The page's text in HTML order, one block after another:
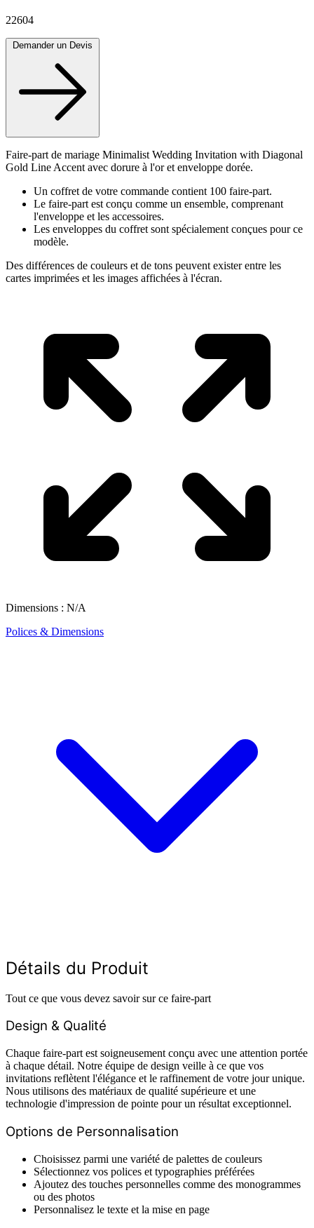
22604
Faire-part de mariage Minimalist Wedding Invitation with Diagonal
Gold Line Accent avec dorure à l'or et enveloppe dorée.
Un coffret de votre commande contient 100 faire-part.
Le faire-part est conçu comme un ensemble, comprenant
l'enveloppe et les accessoires.
Les enveloppes du coffret sont spécialement conçues pour ce
modèle.
Des différences de couleurs et de tons peuvent exister entre les
cartes imprimées et les images affichées à l'écran.
Dimensions : N/A
Polices & Dimensions
Détails du Produit
Tout ce que vous devez savoir sur ce faire-part
Design & Qualité
Chaque faire-part est soigneusement conçu avec une attention portée
à chaque détail. Notre équipe de design veille à ce que vos
invitations reflètent l'élégance et le raffinement de votre jour unique.
Nous utilisons des matériaux de qualité supérieure et une
technologie d'impression de pointe pour un résultat exceptionnel.
Options de Personnalisation
Choisissez parmi une variété de palettes de couleurs
Sélectionnez vos polices et typographies préférées
Ajoutez des touches personnelles comme des monogrammes
ou des photos
Personnalisez le texte et la mise en page